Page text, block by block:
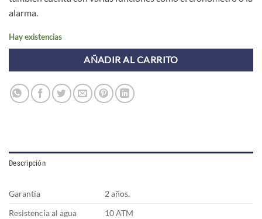
alarma.
Hay existencias
AÑADIR AL CARRITO
Descripción
Garantía
2 años.
Resistencia al agua
10 ATM